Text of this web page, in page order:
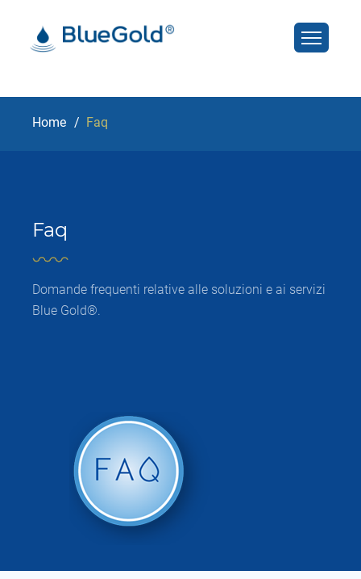
Home Faq
Faq
Domande frequenti relative alle soluzioni e ai servizi
Blue Gold®.